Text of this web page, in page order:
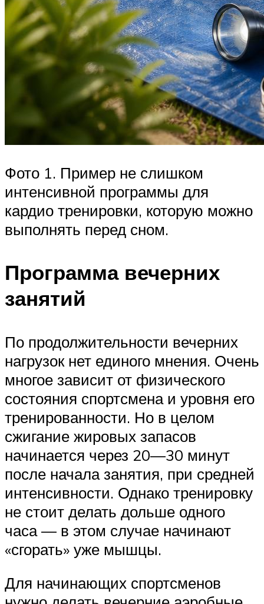
Фото 1. Пример не слишком
интенсивной программы для
кардио тренировки, которую можно
выполнять перед сном.
Программа вечерних
занятий
По продолжительности вечерних
нагрузок нет единого мнения. Очень
многое зависит от физического
состояния спортсмена и уровня его
тренированности. Но в целом
сжигание жировых запасов
начинается через 20—30 минут
после начала занятия, при средней
интенсивности. Однако тренировку
не стоит делать дольше одного
часа — в этом случае начинают
«сгорать» уже мышцы.
Для начинающих спортсменов